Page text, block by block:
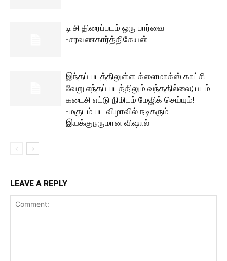
டி சி திரைப்படம் ஒரு பார்வை
-சரவணகார்த்திகேயன்
இந்தப் படத்திலுள்ள க்ளைமாக்ஸ் காட்சி
வேறு எந்தப் படத்திலும் வந்ததில்லை; படம்
கடைசி எட்டு நிமிடம் மேஜிக் செய்யும்!
-மகுடம் பட விழாவில் நடிகரும்
இயக்குநருமான விஷால்
LEAVE A REPLY